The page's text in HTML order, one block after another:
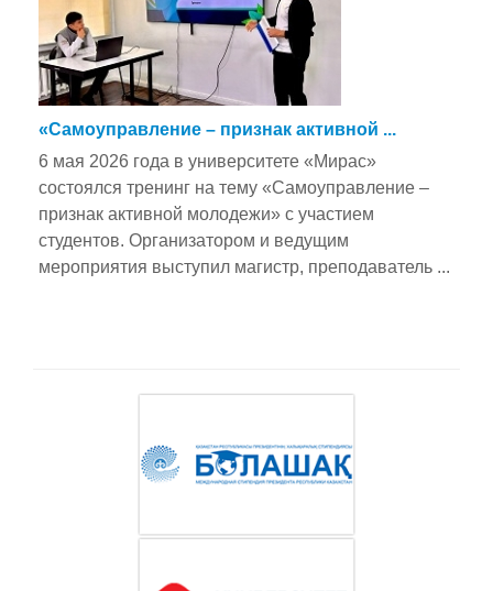
«Самоуправление – признак активной ...
6 мая 2026 года в университете «Мирас»
состоялся тренинг на тему «Самоуправление –
признак активной молодежи» с участием
студентов. Организатором и ведущим
мероприятия выступил магистр, преподаватель ...